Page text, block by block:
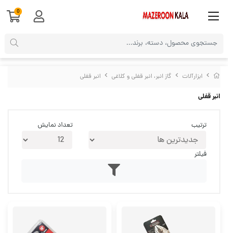
ابزارآلات گاز انبر، انبر قفلی و کلاغی انبر قفلی
انبر قفلی
ترتیب تعداد نمایش
فیلتر
0